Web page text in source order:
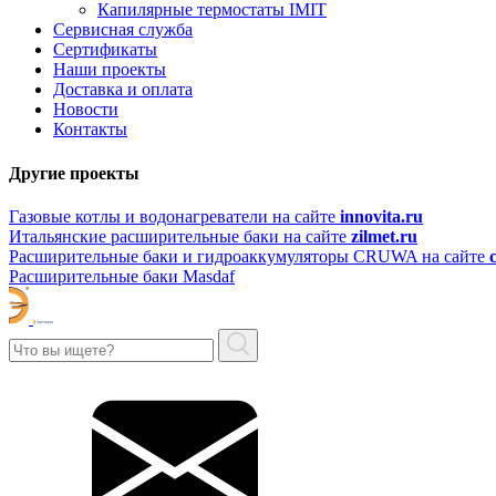
Капилярные термостаты IMIT
Сервисная служба
Сертификаты
Наши проекты
Доставка и оплата
Новости
Контакты
Другие проекты
Газовые котлы и водонагреватели на сайте innovita.ru
Итальянские расширительные баки на сайте zilmet.ru
Расширительные баки и гидроаккумуляторы CRUWA на сайте
Расширительные баки Masdaf